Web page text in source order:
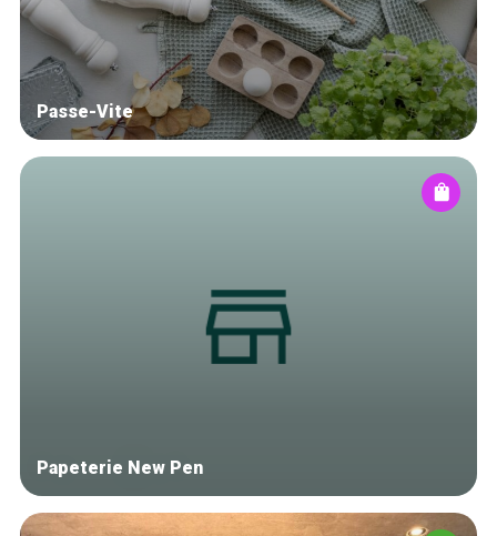
De ambachtslieden
Over ons
Passe-Vite
Papeterie New Pen